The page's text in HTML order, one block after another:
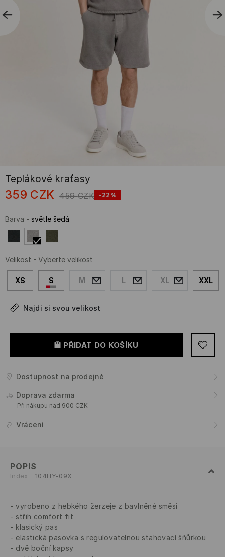
Teplákové kraťasy
359 CZK 459 CZK -22%
Barva - světle šedá
Velikost - Vyberte velikost
XS S M L XL XXL
Najdi si svou velikost
PŘIDAT DO KOŠÍKU
Dostupnost na prodejně
Doprava zdarma
Při nákupu nad 900 CZK
Vrácení
POPIS
Index 104HY-09X
vyrobeno z hebkého žerzeje z bavlněné směsi
střih comfort fit
klasický pas
elastická pasovka s regulovatelnou stahovací šňůrkou
dvě boční kapsy